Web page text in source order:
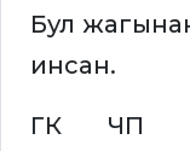
Бул
инсан.
ГК ЧП